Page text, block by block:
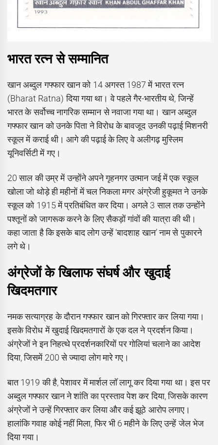
भारत रत्न से सम्मानित
खान अब्दुल गफ्फार खान को 14 अगस्त 1987 में भारत रत्न
(Bharat Ratna) दिया गया था। वे पहले गैर-भारतीय थे, जिन्हें
भारत के सर्वोच्च नागरिक सम्मान से नवाजा गया था। खान अब्‍दुल
गफ्फार खान को उनके पिता ने विरोध के बावजूद उनकी पढ़ाई मिशनरी
स्कूल में कराई थी। आगे की पढ़ाई के लिए वे अलीगढ़ मुस्लिम
यूनिवर्सिटी में गए।
20 साल की उम्र में उन्होंने अपने गृहनगर उत्मान जई में एक स्कूल
खोला जो थोड़े ही महीनों में चल निकला मगर अंग्रेजी हुकूमत ने उनके
स्कूल को 1915 में प्रतिबंधित कर दिया। अगले 3 साल तक उन्होंने
पश्तूनों को जागरूक करने के लिए सैकड़ों गांवों की यात्रा की थी।
कहा जाता है कि इसके बाद लोग उन्हें ‘बादशाह खान’ नाम से पुकारने
लगे थे।
अंग्रेजों के खिलाफ संघर्ष और खुदाई
खिदमतगार
नमक सत्याग्रह के दौरान गफ्फार खान को गिरफ्तार कर लिया गया।
इसके विरोध में खुदाई खिदमतगारों के एक दल ने प्रदर्शन किया।
अंग्रेजों ने इन निहत्थे प्रदर्शनकारियों पर गोलियां चलाने का आदेश
दिया, जिसमें 200 से ज्यादा लोग मारे गए।
बात 1919 की है, पेशावर में मार्शल लॉ लागू कर दिया गया था। इस पर
अब्दुल गफ्फार खान ने शांति का प्रस्ताव पेश कर दिया, जिसके कारण
अंग्रेजों ने उन्हें गिरफ्तार कर लिया और कई झूठे आरोप लगाए।
हालांकि गवाह कोई नहीं मिला, फिर भी 6 महीने के लिए उन्हें जेल भेज
दिया गया।